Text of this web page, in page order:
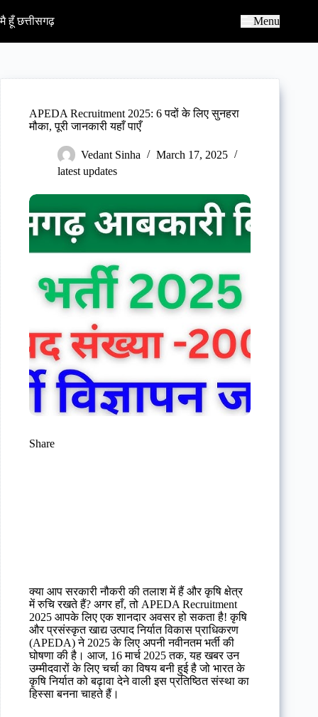
k
p
c
मै हूँ छत्तीसगढ़ Menu
APEDA Recruitment 2025: 6 पदों के लिए सुनहरा
मौका, पूरी जानकारी यहाँ पाएँ
Vedant Sinha
March 17, 2025
latest updates
Share
क्या आप सरकारी नौकरी की तलाश में हैं और कृषि क्षेत्र
में रुचि रखते हैं? अगर हाँ, तो APEDA Recruitment
2025 आपके लिए एक शानदार अवसर हो सकता है! कृषि
और प्रसंस्कृत खाद्य उत्पाद निर्यात विकास प्राधिकरण
(APEDA) ने 2025 के लिए अपनी नवीनतम भर्ती की
घोषणा की है। आज, 16 मार्च 2025 तक, यह खबर उन
उम्मीदवारों के लिए चर्चा का विषय बनी हुई है जो भारत के
कृषि निर्यात को बढ़ावा देने वाली इस प्रतिष्ठित संस्था का
हिस्सा बनना चाहते हैं।